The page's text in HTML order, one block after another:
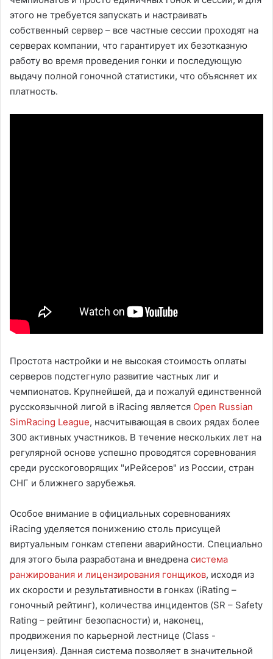
этого не требуется запускать и настраивать
собственный сервер – все частные сессии проходят на
серверах компании, что гарантирует их безотказную
работу во время проведения гонки и последующую
выдачу полной гоночной статистики, что объясняет их
платность.
Простота настройки и не высокая стоимость оплаты
серверов подстегнуло развитие частных лиг и
чемпионатов. Крупнейшей, да и пожалуй единственной
русскоязычной лигой в iRacing является Open Russian
SimRacing League, насчитывающая в своих рядах более
300 активных участников. В течение нескольких лет на
регулярной основе успешно проводятся соревнования
среди русскоговорящих "иРейсеров" из России, стран
СНГ и ближнего зарубежья.
Особое внимание в официальных соревнованиях
iRacing уделяется понижению столь присущей
виртуальным гонкам степени аварийности. Специально
для этого была разработана и внедрена система
ранжирования и лицензирования гонщиков, исходя из
их скорости и результативности в гонках (iRating –
гоночный рейтинг), количества инцидентов (SR – Safety
Rating – рейтинг безопасности) и, наконец,
продвижения по карьерной лестнице (Class -
лицензия). Данная система позволяет в значительной